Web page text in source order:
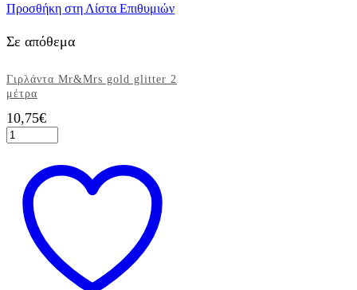
Προσθήκη στη Λίστα Επιθυμιών
Σε απόθεμα
Γιρλάντα Mr&Mrs gold glitter 2
μέτρα
10,75€
Γιρλάντα
Mr&Mrs
glitter
μέτρα
ποσότητα